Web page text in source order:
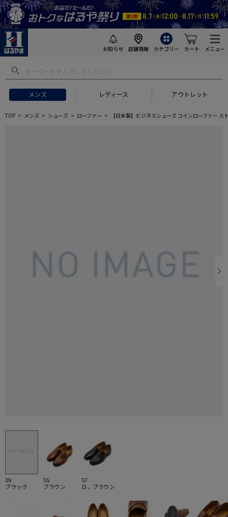
お知らせ 店舗情報 カテゴリー カート メニュー
メンズ レディース アウトレット
TOP メンズ シューズ ローファー 【日本製】ビジネスシューズ コインローファー
09
ブラック
55
ブラウン
57
Ｄ．ブラウン